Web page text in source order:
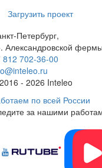
Загрузить проект
Петербург,
Александровской
812 702-36-00
- 2026 Inteleo
по всей России
за нашими